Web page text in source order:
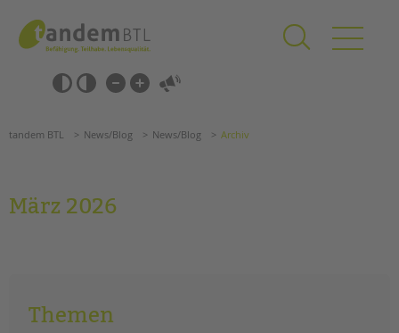
springen
Barrierefrei-
Einstellungen
überspringen
überspringen
EFöB
tandem BTL News/Blog News/Blog Archiv
März 2026
Themen